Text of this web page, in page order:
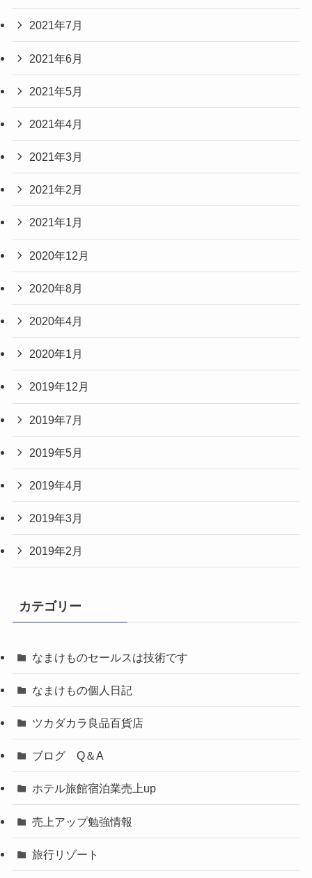
2021年7月
2021年6月
2021年5月
2021年4月
2021年3月
2021年2月
2021年1月
2020年12月
2020年8月
2020年4月
2020年1月
2019年12月
2019年7月
2019年5月
2019年4月
2019年3月
2019年2月
カテゴリー
なまけものセールスは技術です
なまけもの個人日記
ツカダカラ良品百貨店
ブログ Q＆A
ホテル旅館宿泊業売上up
売上アップ勉強情報
旅行リゾート